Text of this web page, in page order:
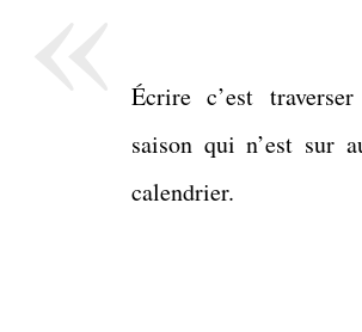
Écrire c’est
saison qui n’est sur
calendrier.